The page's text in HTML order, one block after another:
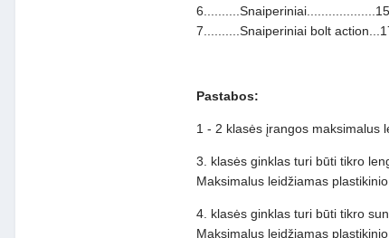
7..........Snaiperiniai bolt
Pastabos:
1 - 2 klasės įrangos maksimalus
3. klasės ginklas turi būti tikro
Maksimalus leidžiamas
4. klasės ginklas turi būti tikro
Maksimalus leidžiamas